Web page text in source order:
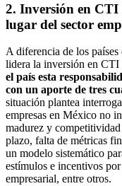
2. Inversión en
lugar del sector
A diferencia de los
lidera la inversión en CTI
el país esta
con un aporte de tres
situación plantea
empresas en México no
madurez y
plazo, falta de métricas
un modelo sistemático
estímulos e incentivos
empresarial, entre otros.